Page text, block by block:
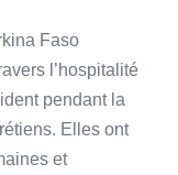
Faso
l’hospitalité
pendant la
Elles ont
et